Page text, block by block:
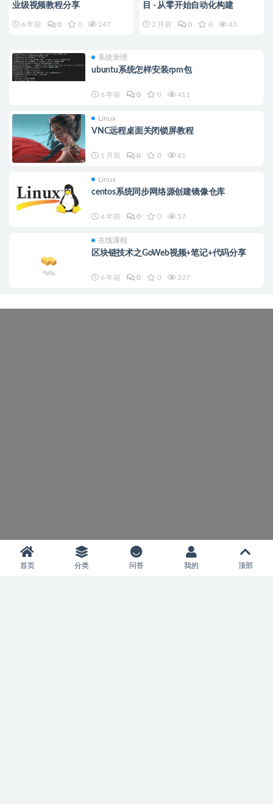
业级视频教程分享
6 年前 0 0 247
目 - 从零开始自动化构建
2 月前 0 0 43
系统管理
ubuntu系统怎样安装rpm包
6 年前 0 0 411
Linux
VNC远程桌面关闭锁屏教程
1 月前 0 0 81
Linux
centos系统同步网络源创建镜像仓库
4 年前 0 0 57
在线课程
区块链技术之GoWeb视频+笔记+代码分享
6 年前 0 0 227
文字描述介绍
首页 分类 问答 我的 顶部